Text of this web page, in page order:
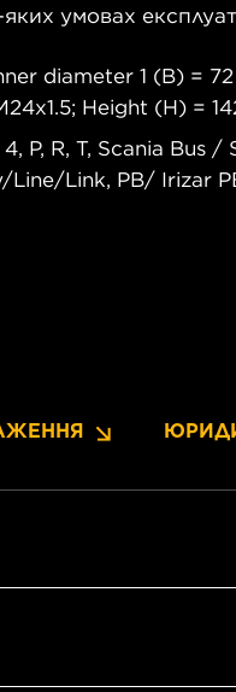
умовах
diameter 1 (B) =
Height (H) =
P, R, T, Scania Bus /
Line/Link, PB/ Irizar